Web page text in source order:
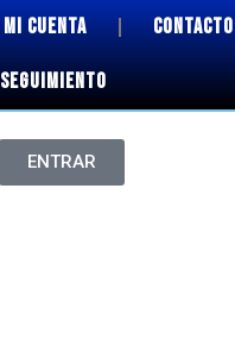
MI CUENTA CONTACTO
SEGUIMIENTO
ENTRAR